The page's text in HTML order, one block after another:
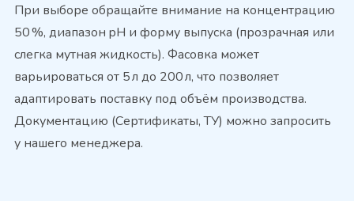
При выборе обращайте внимание на концентрацию
50 %, диапазон pH и форму выпуска (прозрачная или
слегка мутная жидкость). Фасовка может
варьироваться от 5 л до 200 л, что позволяет
адаптировать поставку под объём производства.
Документацию (Сертификаты, ТУ) можно запросить
у нашего менеджера.